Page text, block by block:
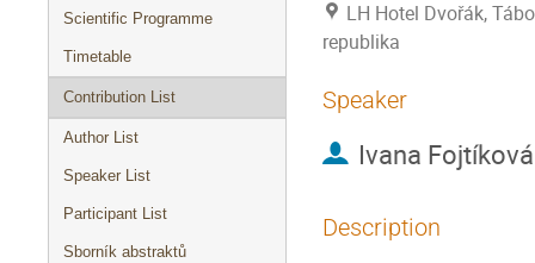
Scientific Programme
Timetable
Contribution List
Author List
Speaker List
Participant List
Sborník abstraktů
LH Hotel Dvořák,
republika
Speaker
Ivana Fojtíková
Description